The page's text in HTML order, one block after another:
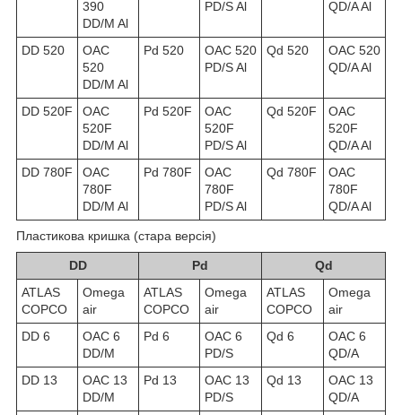
390
DD/M Al
PD/S Al QD/A Al
DD 520
OAC
520
DD/M Al
Pd 520
OAC 520
PD/S Al
Qd 520
OAC 520
QD/A Al
DD 520F
OAC
520F
DD/M Al
Pd 520F
OAC
520F
PD/S Al
Qd 520F
OAC
520F
QD/A Al
DD 780F
OAC
780F
DD/M Al
Pd 780F
OAC
780F
PD/S Al
Qd 780F
OAC
780F
QD/A Al
Пластикова кришка (стара версія)
DD Pd
Qd
ATLAS
COPCO
Omega
air
ATLAS
COPCO
Omega
air
ATLAS
COPCO
Omega
air
DD 6
OAC 6
DD/M
Pd 6
OAC 6
PD/S
Qd 6
OAC 6
QD/A
DD 13
OAC 13
DD/M
Pd 13
OAC 13
PD/S
Qd 13
OAC 13
QD/A